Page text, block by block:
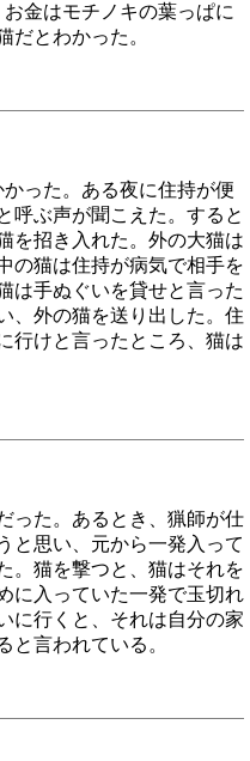
金はモチノキの葉っぱに
だとわかった。
った。ある夜に住持が便
呼ぶ声が聞こえた。すると
を招き入れた。外の大猫は
の猫は住持が病気で相手を
は手ぬぐいを貸せと言った
、外の猫を送り出した。住
行けと言ったところ、猫は
った。あるとき、猟師が仕
と思い、元から一発入って
。猫を撃つと、猫はそれを
に入っていた一発で玉切れ
に行くと、それは自分の家
と言われている。